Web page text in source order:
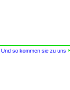
Und so kommen sie zu uns